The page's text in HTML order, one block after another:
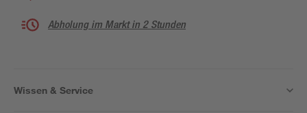
Abholung im Markt in 2 Stunden
Wissen & Service